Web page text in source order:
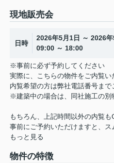
現地販売会
日時
2026年5月1日 ～ 2026年
09:00 ～ 18:00
※事前に必ず予約してください
実際に、こちらの物件をご内覧い
内覧希望の方は弊社電話番号まで
※建築中の場合は、同社施工の別
もちろん、上記時間以外の内覧も
事前にご予約いただけますと、ス
もっと見る
物件の特徴